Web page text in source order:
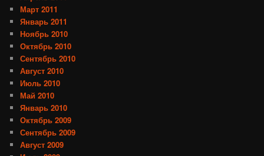
Март 2011
Январь 2011
Ноябрь 2010
Октябрь 2010
Сентябрь 2010
Август 2010
Июль 2010
Май 2010
Январь 2010
Октябрь 2009
Сентябрь 2009
Август 2009